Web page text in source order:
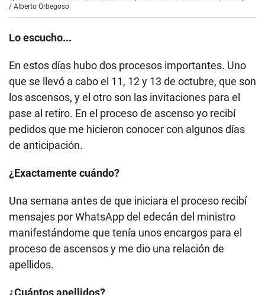
/ Alberto Orbegoso
Lo escucho...
En estos días hubo dos procesos importantes. Uno
que se llevó a cabo el 11, 12 y 13 de octubre, que son
los ascensos, y el otro son las invitaciones para el
pase al retiro. En el proceso de ascenso yo recibí
pedidos que me hicieron conocer con algunos días
de anticipación.
¿Exactamente cuándo?
Una semana antes de que iniciara el proceso recibí
mensajes por WhatsApp del edecán del ministro
manifestándome que tenía unos encargos para el
proceso de ascensos y me dio una relación de
apellidos.
¿Cuántos apellidos?